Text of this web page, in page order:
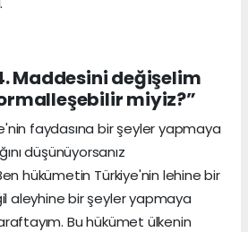
Maddesini değişelim
miyiz?”
faydasına bir şeyler yapmaya
düşünüyorsanız
hükümetin Türkiye'nin lehine bir
aleyhine bir şeyler yapmaya
Bu hükümet ülkenin